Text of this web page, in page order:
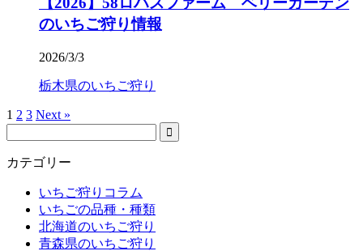
のいちご狩り情報
2026/3/3
栃木県のいちご狩り
1 2 3 Next »
カテゴリー
いちご狩りコラム
いちごの品種・種類
北海道のいちご狩り
青森県のいちご狩り